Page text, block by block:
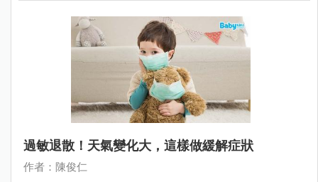
過敏退散！天氣變化大，這樣做緩解症狀
作者：陳俊仁